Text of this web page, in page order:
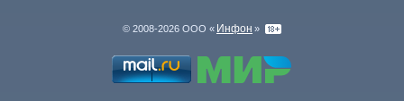
© 2008-2026 ООО « Инфон »